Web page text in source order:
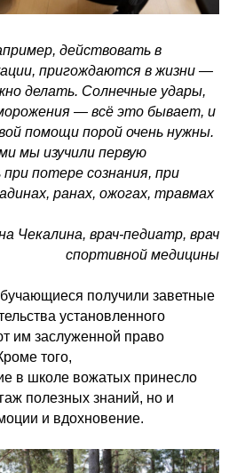
действовать в
пригождаются в жизни —
делать. Солнечные удары,
— всё это бывает, и
помощи порой очень нужны.
мы изучили первую
потере сознания, при
ранах, ожогах, травмах
Чекалина, врач-педиатр, врач
спортивной медицины
получили заветные
установленного
им заслуженной право
того,
в школе вожатых принесло
полезных знаний, но и
и вдохновение.